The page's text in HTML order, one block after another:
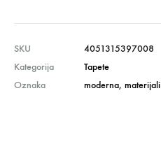
SKU
4051315397008
Kategorija
Tapete
Oznaka
moderna, materijali